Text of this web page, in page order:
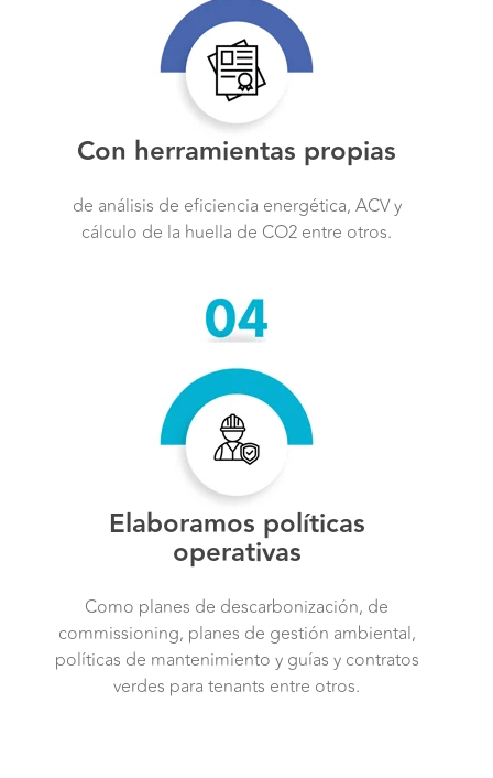
Con herramientas propias
de análisis de eficiencia energética, ACV y
cálculo de la huella de CO2 entre otros.
Elaboramos políticas
operativas
Como planes de descarbonización, de
commissioning, planes de gestión ambiental,
políticas de mantenimiento y guías y contratos
verdes para tenants entre otros.